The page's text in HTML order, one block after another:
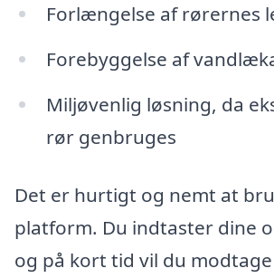
Forlængelse af rørernes
Forebyggelse af
Miljøvenlig løsning, da
rør genbruges
Det er hurtigt og nemt at
platform. Du indtaster dine
og på kort tid vil du